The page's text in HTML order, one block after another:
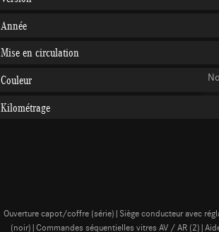
Année
Mise en circulation
Couleur
Kilométrage
Ouverture capot/coffre (série)|Siège conducteur avec
(noir)|Commandes séquentielles vitres AV / AR